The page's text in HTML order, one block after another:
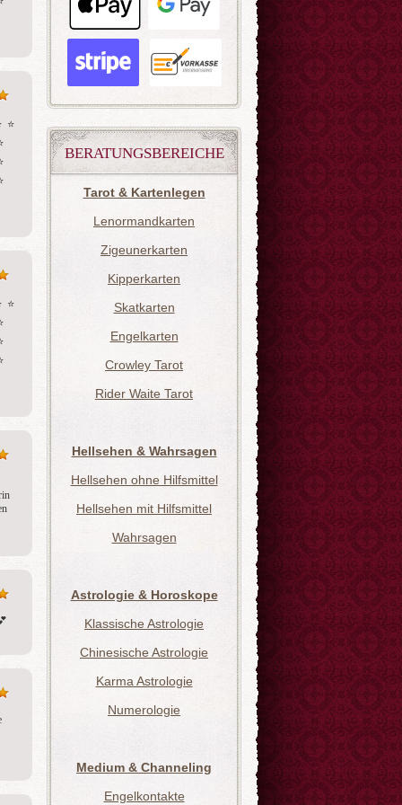
BERATUNGSBEREICHE
Tarot & Kartenlegen
Lenormandkarten
Zigeunerkarten
Kipperkarten
Skatkarten
Engelkarten
Crowley Tarot
Rider Waite Tarot
Hellsehen & Wahrsagen
Hellsehen ohne Hilfsmittel
Hellsehen mit Hilfsmittel
Wahrsagen
Astrologie & Horoskope
Klassische Astrologie
Chinesische Astrologie
Karma Astrologie
Numerologie
Medium & Channeling
Engelkontakte
⭐
⭐